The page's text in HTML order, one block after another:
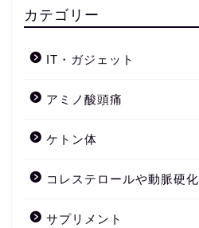
カテゴリー
IT・ガジェット
アミノ酸頭痛
ケトン体
コレステロールや動脈硬化
サプリメント